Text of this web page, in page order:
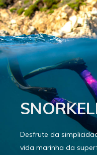
Desfrute da
vida marinha da